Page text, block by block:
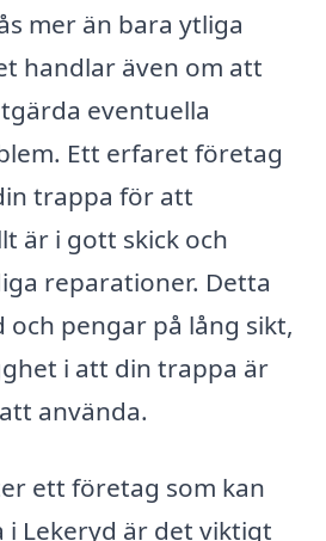
mer än bara ytliga
handlar även om att
eventuella
Ett erfaret företag
trappa för att
är i gott skick och
reparationer. Detta
och pengar på lång sikt,
i att din trappa är
använda.
ett företag som kan
Lekeryd är det viktigt